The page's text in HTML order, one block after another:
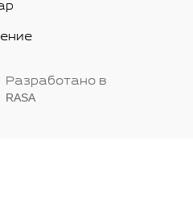
Разработано в
RASA